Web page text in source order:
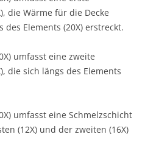
die Wärme für die Decke
Elements (20X) erstreckt.
umfasst eine zweite
die sich längs des Elements
umfasst eine Schmelzschicht
(12X) und der zweiten (16X)